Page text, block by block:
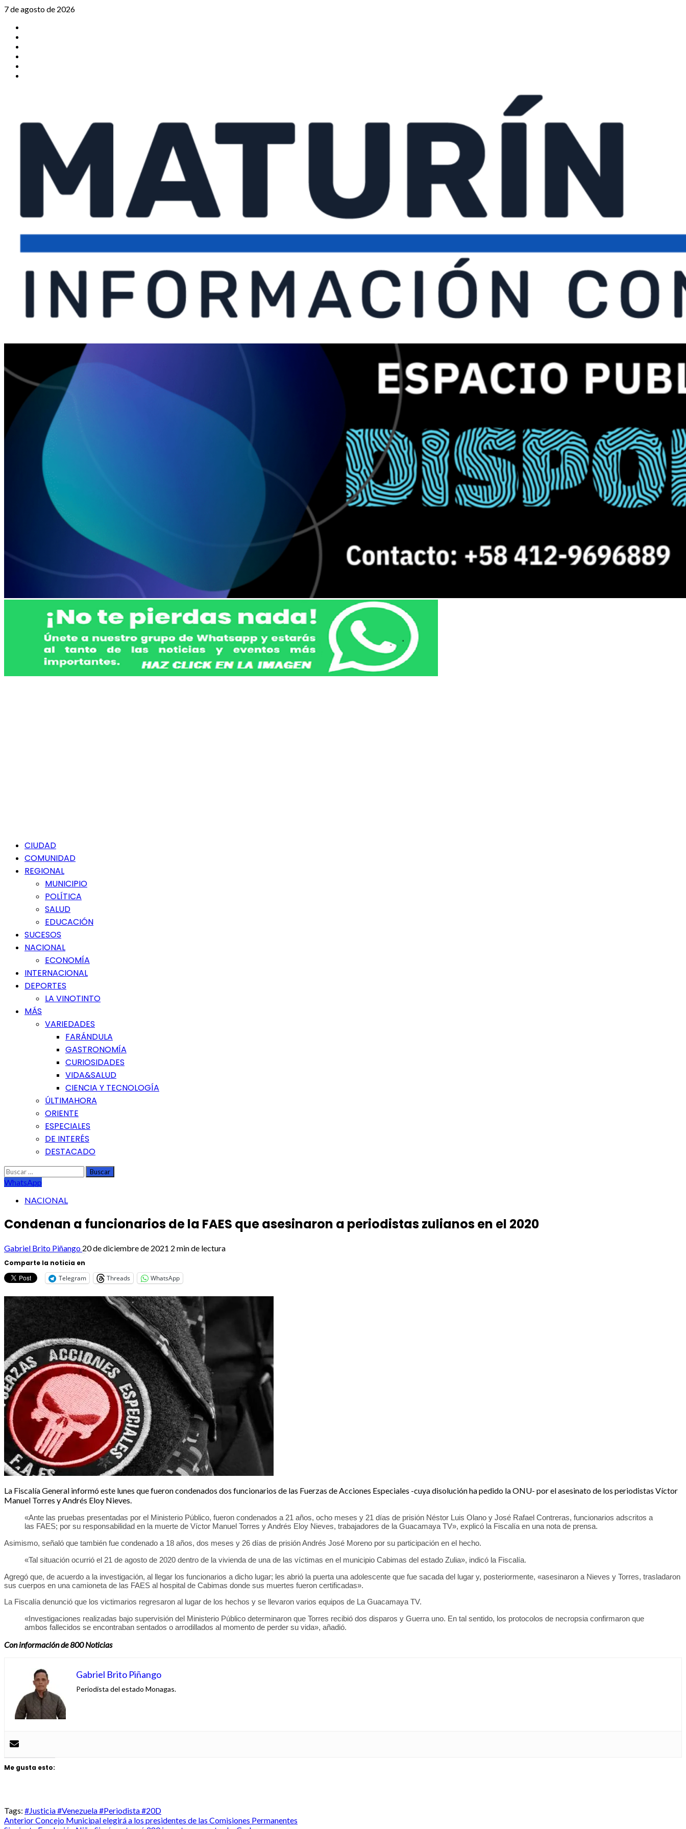
Saltar
contenido
7 de agosto de 2026
Menú
principal
CIUDAD
COMUNIDAD
REGIONAL
MUNICIPIO
POLÍTICA
SALUD
EDUCACIÓN
SUCESOS
NACIONAL
ECONOMÍA
INTERNACIONAL
DEPORTES
LA VINOTINTO
MÁS
VARIEDADES
FARÁNDULA
GASTRONOMÍA
CURIOSIDADES
VIDA&SALUD
CIENCIA Y TECNOLOGÍA
ÚLTIMAHORA
ORIENTE
ESPECIALES
DE INTERÉS
DESTACADO
Buscar:
WhatsApp
NACIONAL
Condenan a funcionarios de la FAES que asesinaron a periodistas zulianos en el 2020
Gabriel Brito Piñango 20 de diciembre de 2021 2 min de lectura
Comparte la noticia en
Telegram
Threads WhatsApp
La Fiscalía General informó este lunes que fueron condenados dos funcionarios de las Fuerzas de Acciones Especiales -cuya disolución ha pedido la ONU- por el asesinato de los periodistas Víctor
Manuel Torres y Andrés Eloy Nieves.
«Ante las pruebas presentadas por el Ministerio Público, fueron condenados a 21 años, ocho meses y 21 días de prisión Néstor Luis Olano y José Rafael Contreras, funcionarios adscritos a
las FAES; por su responsabilidad en la muerte de Víctor Manuel Torres y Andrés Eloy Nieves, trabajadores de la Guacamaya TV», explicó la Fiscalía en una nota de prensa.
Asimismo, señaló que también fue condenado a 18 años, dos meses y 26 días de prisión Andrés José Moreno por su participación en el hecho.
«Tal situación ocurrió el 21 de agosto de 2020 dentro de la vivienda de una de las víctimas en el municipio Cabimas del estado Zulia», indicó la Fiscalía.
Agregó que, de acuerdo a la investigación, al llegar los funcionarios a dicho lugar; les abrió la puerta una adolescente que fue sacada del lugar y, posteriormente, «asesinaron a Nieves y Torres, trasladaron
sus cuerpos en una camioneta de las FAES al hospital de Cabimas donde sus muertes fueron certificadas».
La Fiscalía denunció que los victimarios regresaron al lugar de los hechos y se llevaron varios equipos de La Guacamaya TV.
«Investigaciones realizadas bajo supervisión del Ministerio Público determinaron que Torres recibió dos disparos y Guerra uno. En tal sentido, los protocolos de necropsia confirmaron que
ambos fallecidos se encontraban sentados o arrodillados al momento de perder su vida», añadió.
Con información de 800 Noticias
Gabriel Brito Piñango
Periodista del estado Monagas.
Me gusta esto:
Tags: #Justicia #Venezuela #Periodista #20D
Post
AnteriorConcejo Municipal elegirá a los presidentes de las Comisiones Permanentes